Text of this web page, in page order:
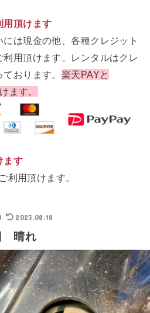
頂けます
は現金の他、各種クレジット
用頂けます。レンタルはクレ
おります。 楽天PAYと
ます。
ます
利用頂けます。
2023.08.18
晴れ